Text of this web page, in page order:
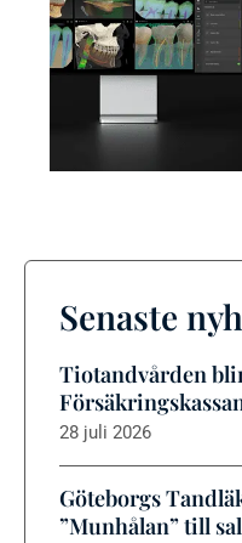
Senaste
Tiotandvården
28 juli 2026
Göteborgs
”Munhålan” till